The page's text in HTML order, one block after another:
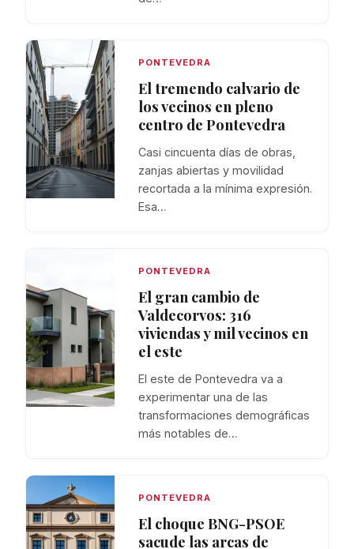
PONTEVEDRA
El tremendo calvario de
los vecinos en pleno
centro de Pontevedra
Casi cincuenta días de obras,
zanjas abiertas y movilidad
recortada a la mínima expresión.
Esa…
PONTEVEDRA
El gran cambio de
Valdecorvos: 316
viviendas y mil vecinos en
el este
El este de Pontevedra va a
experimentar una de las
transformaciones demográficas
más notables de…
PONTEVEDRA
El choque BNG-PSOE
sacude las arcas de